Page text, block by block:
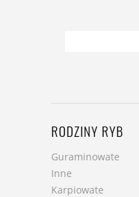
RODZINY RYB
Guraminowate
Inne
Karpiowate